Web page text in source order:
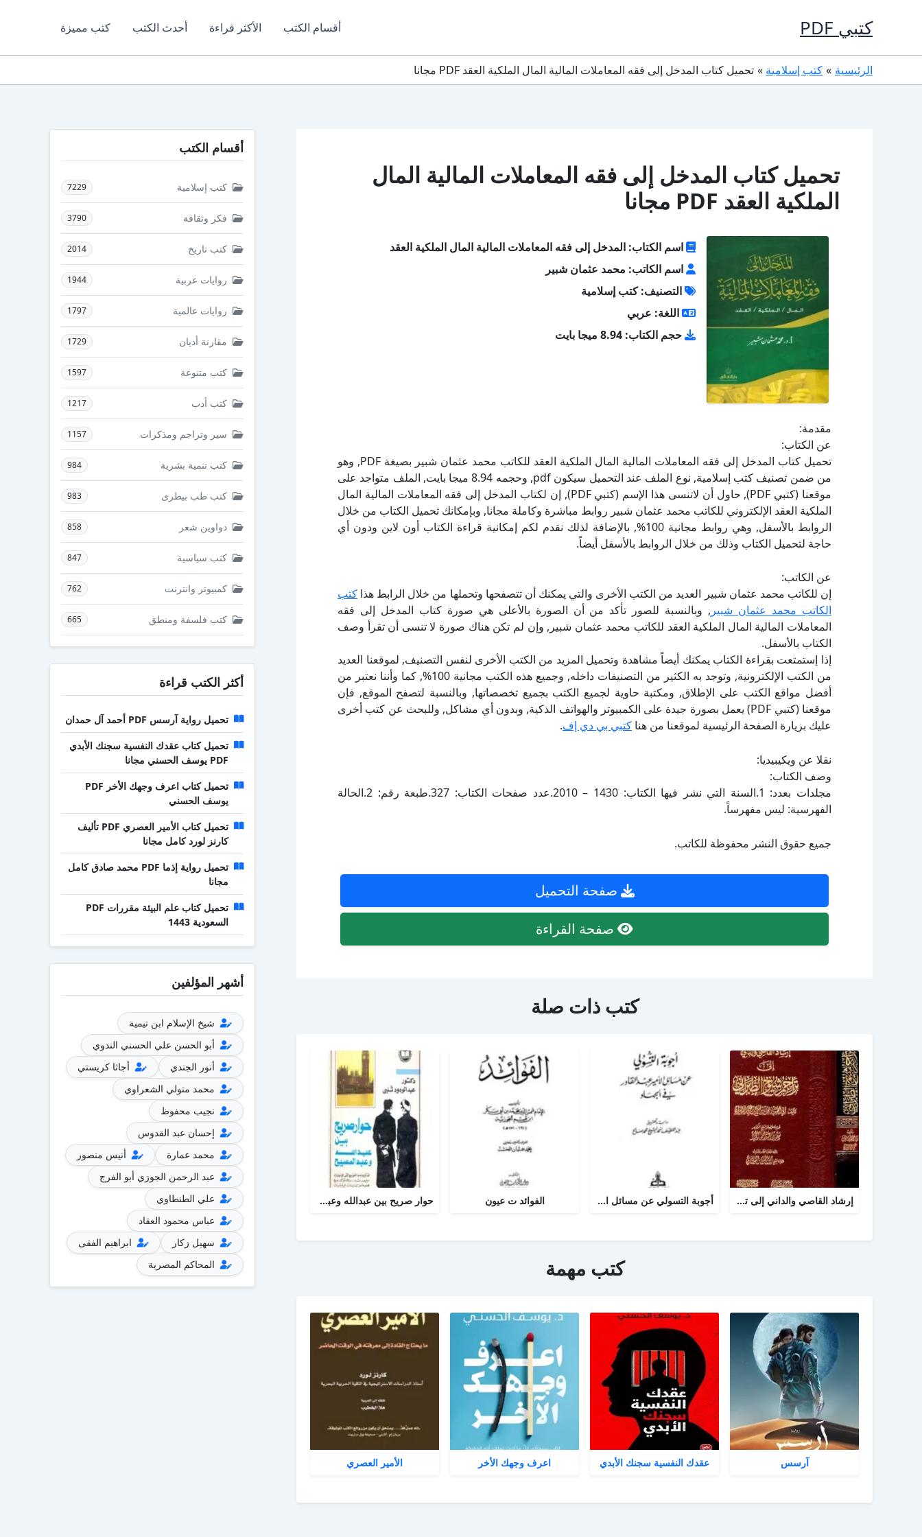
كتبي PDF أقسام الكتب الأكثر قراءة أحدث الكتب كتب مميزة
الرئيسية كتب إسلامية تحميل كتاب المدخل إلى فقه المعاملات المالية المال الملكية العقد PDF مجانا
تحميل كتاب المدخل إلى فقه المعاملات المالية المال
الملكية العقد PDF مجانا
اسم الكتاب: المدخل إلى فقه المعاملات المالية المال الملكية العقد
اسم الكاتب: محمد عثمان شبير
التصنيف: كتب إسلامية
اللغة: عربي
حجم الكتاب: 8.94 ميجا بايت
مقدمة:
عن الكتاب:
تحميل كتاب المدخل إلى فقه المعاملات المالية المال الملكية العقد للكاتب محمد عثمان شبير بصيغة PDF, وهو
من ضمن تصنيف كتب إسلامية, نوع الملف عند التحميل سيكون pdf, وحجمه 8.94 ميجا بايت, الملف متواجد على
موقعنا (كتبي PDF), حاول أن لاتنسى هذا الإسم (كتبي PDF), إن لكتاب المدخل إلى فقه المعاملات المالية المال
الملكية العقد الإلكتروني للكاتب محمد عثمان شبير روابط مباشرة وكاملة مجانا, وبإمكانك تحميل الكتاب من خلال
الروابط بالأسفل, وهي روابط مجانية 100%, بالإضافة لذلك نقدم لكم إمكانية قراءة الكتاب أون لاين ودون أي
حاجة لتحميل الكتاب وذلك من خلال الروابط بالأسفل أيضاً.
عن الكاتب:
إن للكاتب محمد عثمان شبير العديد من الكتب الأخرى والتي يمكنك أن تتصفحها وتحملها من خلال الرابط هذا كتب
الكاتب محمد عثمان شبير , وبالنسبة للصور تأكد من أن الصورة بالأعلى هي صورة كتاب المدخل إلى فقه
المعاملات المالية المال الملكية العقد للكاتب محمد عثمان شبير, وإن لم تكن هناك صورة لا تنسى أن تقرأ وصف
الكتاب بالأسفل.
إذا إستمتعت بقراءة الكتاب يمكنك أيضاً مشاهدة وتحميل المزيد من الكتب الأخرى لنفس التصنيف, لموقعنا العديد
من الكتب الإلكترونية, وتوجد به الكثير من التصنيفات داخله, وجميع هذه الكتب مجانية 100%, كما وأننا نعتبر من
أفضل مواقع الكتب على الإطلاق, ومكتبة حاوية لجميع الكتب بجميع تخصصاتها, وبالنسبة لتصفح الموقع, فإن
موقعنا (كتبي PDF) يعمل بصورة جيدة على الكمبيوتر والهواتف الذكية, وبدون أي مشاكل, وللبحث عن كتب أخرى
عليك بزيارة الصفحة الرئيسية لموقعنا من هنا كتبي بي دي إف.
نقلا عن ويكيبيديا:
وصف الكتاب:
مجلدات بعدد: 1.السنة التي نشر فيها الكتاب: 1430 – 2010.عدد صفحات الكتاب: 327.طبعة رقم: 2.الحالة
الفهرسية: ليس مفهرساً.
جميع حقوق النشر محفوظة للكاتب.
صفحة التحميل
صفحة القراءة
كتب ذات صلة
إرشاد القاصي والداني إلى تراجم شيوخ الطبراني أجوبة التسولي عن مسائل الأمير عبد القادر في الجهاد الفوائد ت عيون حوار صريح بين عبدالله وعبدالمسيح
كتب مهمة
آرسس عقدك النفسية سجنك الأبدي اعرف وجهك الأخر الأمير العصري
أقسام الكتب
كتب إسلامية 7229
فكر وثقافة 3790
كتب تاريخ 2014
روايات عربية 1944
روايات عالمية 1797
مقارنة أديان 1729
كتب متنوعة 1597
كتب أدب 1217
سير وتراجم ومذكرات 1157
كتب تنمية بشرية 984
كتب طب بيطرى 983
دواوين شعر 858
كتب سياسية 847
كمبيوتر وانترنت 762
كتب فلسفة ومنطق 665
أكثر الكتب قراءة
تحميل رواية آرسس PDF أحمد آل حمدان
تحميل كتاب عقدك النفسية سجنك الأبدي
PDF يوسف الحسني مجانا
تحميل كتاب اعرف وجهك الأخر PDF
يوسف الحسني
تحميل كتاب الأمير العصري PDF تأليف
كارنز لورد كامل مجانا
تحميل رواية إذما PDF محمد صادق كامل
مجانا
تحميل كتاب علم البيئة مقررات PDF
السعودية 1443
أشهر المؤلفين
شيخ الإسلام ابن تيمية
أبو الحسن علي الحسني الندوي
أنور الجندي
أجاثا كريستي
محمد متولي الشعراوي
نجيب محفوظ
إحسان عبد القدوس
محمد عمارة
أنيس منصور
عبد الرحمن الجوزي أبو الفرج
علي الطنطاوي
عباس محمود العقاد
سهيل زكار
ابراهيم الفقى
المحاكم المصرية